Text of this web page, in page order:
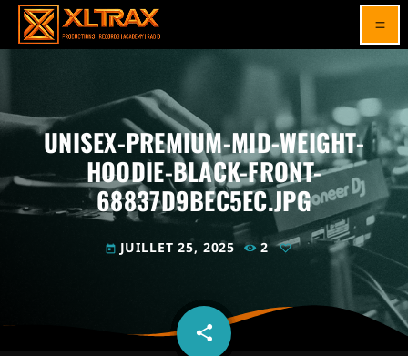
menu
UNISEX-PREMIUM-MID-WEIGHT-
HOODIE-BLACK-FRONT-
68837D9BEC5EC.JPG
today JUILLET 25, 2025 2
share
email